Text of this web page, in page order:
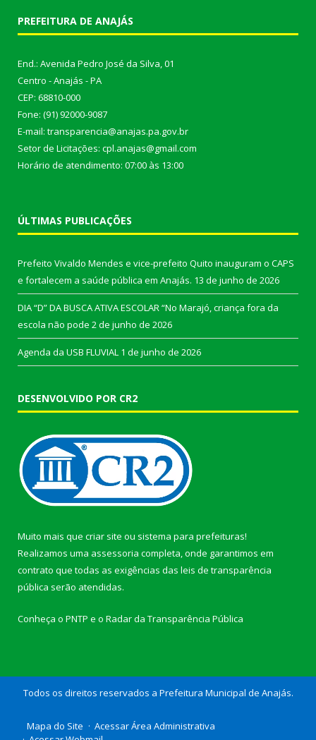
PREFEITURA DE ANAJÁS
End.: Avenida Pedro José da Silva, 01
Centro - Anajás - PA
CEP: 68810-000
Fone: (91) 92000-9087
E-mail: transparencia@anajas.pa.gov.br
Setor de Licitações: cpl.anajas@gmail.com
Horário de atendimento: 07:00 às 13:00
ÚLTIMAS PUBLICAÇÕES
Prefeito Vivaldo Mendes e vice-prefeito Quito inauguram o CAPS
e fortalecem a saúde pública em Anajás. 13 de junho de 2026
DIA “D” DA BUSCA ATIVA ESCOLAR “No Marajó, criança fora da
escola não pode 2 de junho de 2026
Agenda da USB FLUVIAL 1 de junho de 2026
DESENVOLVIDO POR CR2
Muito mais que criar site ou sistema para prefeituras!
Realizamos uma assessoria completa, onde garantimos em
contrato que todas as exigências das leis de transparência
pública serão atendidas.
Conheça o PNTP e o Radar da Transparência Pública
Todos os direitos reservados a Prefeitura Municipal de Anajás.
Mapa do Site
Acessar Área Administrativa